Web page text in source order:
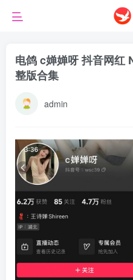
电鸽 c婵婵呀 抖音网红
整版合集
admin